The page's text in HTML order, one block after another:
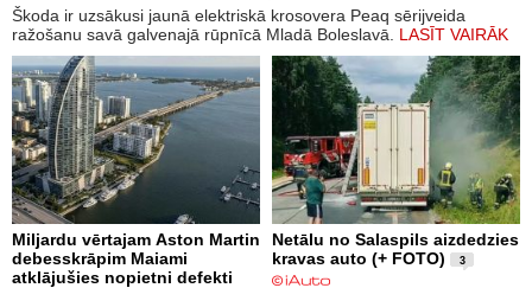
Škoda ir uzsākusi jaunā elektriskā krosovera Peaq sērijveida
ražošanu savā galvenajā rūpnīcā Mladā Boleslavā. LASĪT VAIRĀK
Miljardu vērtajam Aston Martin
debesskrāpim Maiami
atklājušies nopietni defekti
Netālu no Salaspils aizdedzies
kravas auto (+ FOTO)
3